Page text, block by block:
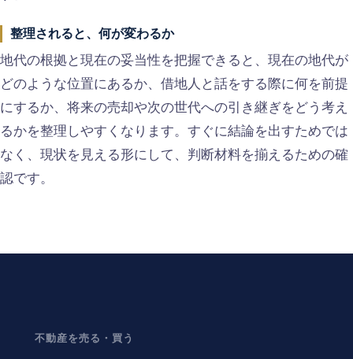
整理されると、何が変わるか
地代の根拠と現在の妥当性を把握できると、現在の地代が
どのような位置にあるか、借地人と話をする際に何を前提
にするか、将来の売却や次の世代への引き継ぎをどう考え
るかを整理しやすくなります。すぐに結論を出すためでは
なく、現状を見える形にして、判断材料を揃えるための確
認です。
不動産を売る・買う